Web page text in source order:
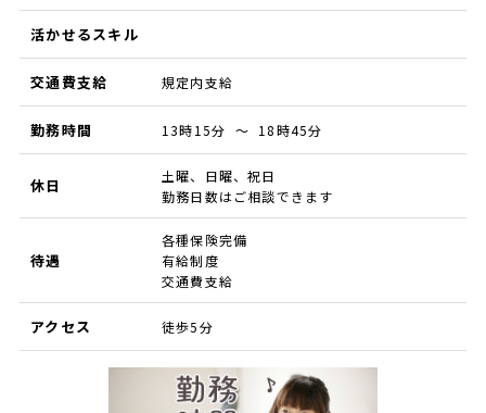
活かせるスキル
交通費支給 規定内支給
勤務時間 13時15分 ～ 18時45分
休日
土曜、日曜、祝日
勤務日数はご相談できます
待遇
各種保険完備
有給制度
交通費支給
アクセス 徒歩5分